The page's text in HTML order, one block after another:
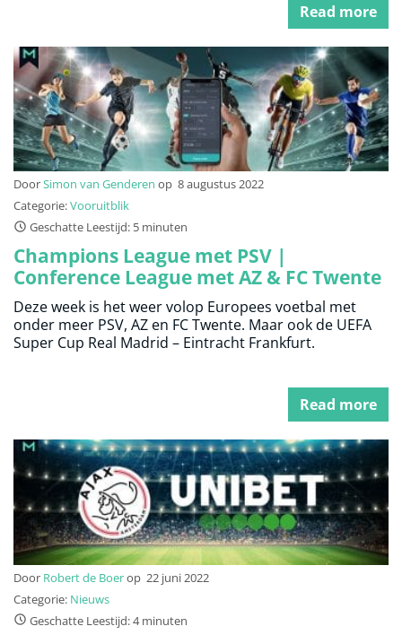
Read more
DoorSimon van Genderen op 8 augustus 2022
Categorie:Vooruitblik
Geschatte Leestijd: 5 minuten
Champions League met PSV |
Conference League met AZ & FC Twente
| UEFA Super Cup
Deze week is het weer volop Europees voetbal met
onder meer PSV, AZ en FC Twente. Maar ook de UEFA
Super Cup Real Madrid – Eintracht Frankfurt.
Read more
Door Robert de Boerop 22 juni 2022
Categorie: Nieuws
Geschatte Leestijd: 4 minuten